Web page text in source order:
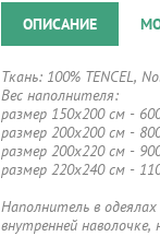
ОПИСАНИЕ
Ткань: 100% TENCEL,
Вес наполнителя:
размер 150х200 см -
размер 200х200 см -
размер 200х220 см -
размер 220х240 см -
Наполнитель в
внутренней